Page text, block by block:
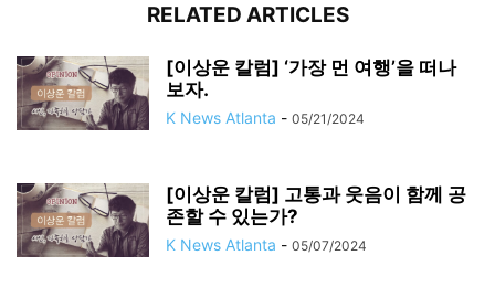
RELATED ARTICLES
[이상운 칼럼] ‘가장 먼 여행’을 떠나
보자.
K News Atlanta - 05/21/2024
[이상운 칼럼] 고통과 웃음이 함께 공
존할 수 있는가?
K News Atlanta - 05/07/2024